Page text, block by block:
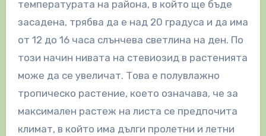
температурата на района, в който ще бъде
засадена, трябва да е над 20 градуса и да има
от 12 до 16 часа слънчева светлина на ден. По
този начин нивата на стевиозид в растенията
може да се увеличат. Това е полувлажно
тропическо растение, което означава, че за
максимален растеж на листа се предпочита
климат, в който има дълги пролетни и летни